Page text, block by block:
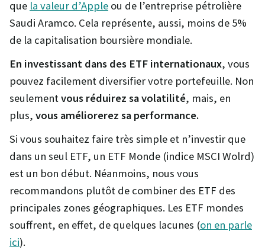
que la valeur d’Apple ou de l’entreprise pétrolière
Saudi Aramco. Cela représente, aussi, moins de 5%
de la capitalisation boursière mondiale.
En investissant dans des ETF internationaux, vous
pouvez facilement diversifier votre portefeuille. Non
seulementvous réduirez sa volatilité, mais, en
plus, vous améliorerez sa performance.
Si vous souhaitez faire très simple et n’investir que
dans un seul ETF, un ETF Monde (indice MSCI Wolrd)
est un bon début. Néanmoins, nous vous
recommandons plutôt de combiner des ETF des
principales zones géographiques. Les ETF mondes
souffrent, en effet, de quelques lacunes (on en parle
ici).